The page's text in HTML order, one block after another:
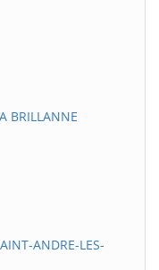
ANDRE-LES-